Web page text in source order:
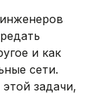
и как
сети.
задачи,